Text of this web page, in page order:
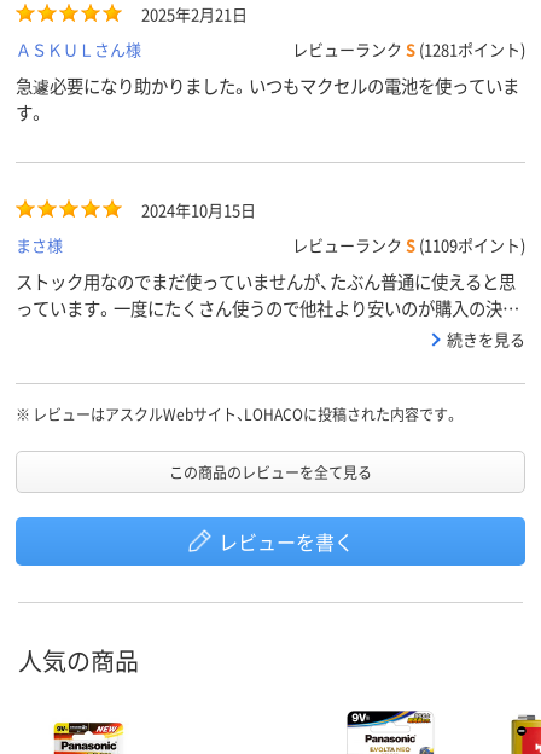
2025年2月21日
ＡＳＫＵＬさん様
レビューランク S (1281ポイント)
急遽必要になり助かりました。いつもマクセルの電池を使っていま
す。
2024年10月15日
まさ様
レビューランク S (1109ポイント)
ストック用なのでまだ使っていませんが、たぶん普通に使えると思
っています。一度にたくさん使うので他社より安いのが購入の決め
続きを見る
※ レビューはアスクルWebサイト、LOHACOに投稿された内容です。
この商品のレビューを全て見る
レビューを書く
人気の商品